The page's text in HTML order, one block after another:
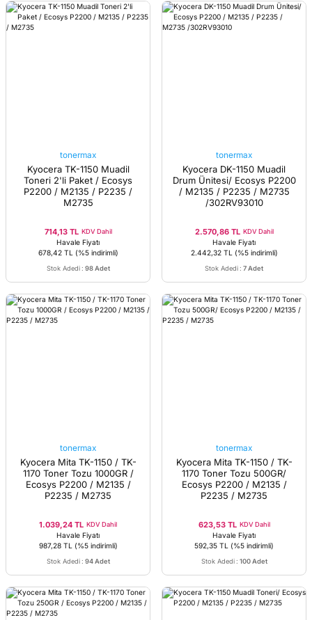
tonermax
Kyocera TK-1150 Muadil
Toneri 2'li Paket / Ecosys
P2200 / M2135 / P2235 /
M2735
714,13 TL KDV Dahil
Havale Fiyatı
678,42 TL
(%5 indirimli)
Stok Adedi : 98 Adet
tonermax
Kyocera DK-1150 Muadil
Drum Ünitesi/ Ecosys P2200
/ M2135 / P2235 / M2735
/302RV93010
2.570,86 TL KDV Dahil
Havale Fiyatı
2.442,32 TL
(%5 indirimli)
Stok Adedi : 7 Adet
tonermax
Kyocera Mita TK-1150 / TK-
1170 Toner Tozu 1000GR /
Ecosys P2200 / M2135 /
P2235 / M2735
1.039,24 TL KDV Dahil
Havale Fiyatı
987,28 TL
(%5 indirimli)
Stok Adedi : 94 Adet
tonermax
Kyocera Mita TK-1150 / TK-
1170 Toner Tozu 500GR/
Ecosys P2200 / M2135 /
P2235 / M2735
623,53 TL KDV Dahil
Havale Fiyatı
592,35 TL (%5 indirimli)
Stok Adedi : 100 Adet